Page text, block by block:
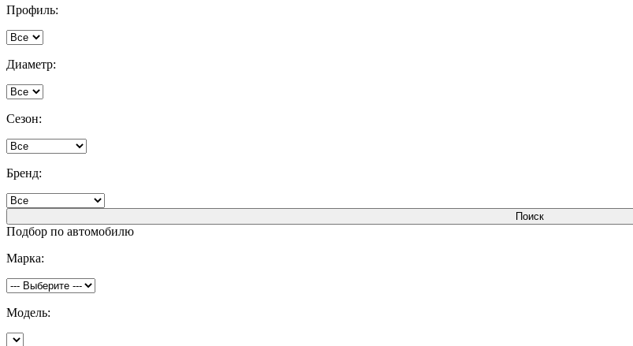
Профиль:
Диаметр:
Сезон:
Бренд:
Подбор по автомобилю
Марка:
Модель: